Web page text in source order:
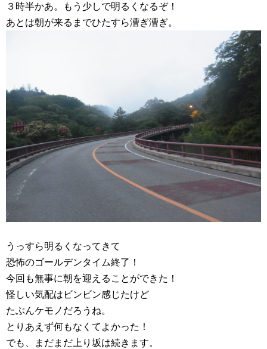
３時半かあ。もう少しで明るくなるぞ！
あとは朝が来るまでひたすら漕ぎ漕ぎ。
うっすら明るくなってきて
恐怖のゴールデンタイム終了！
今回も無事に朝を迎えることができた！
怪しい気配はビンビン感じたけど
たぶんケモノだろうね。
とりあえず何もなくてよかった！
でも、まだまだ上り坂は続きます。